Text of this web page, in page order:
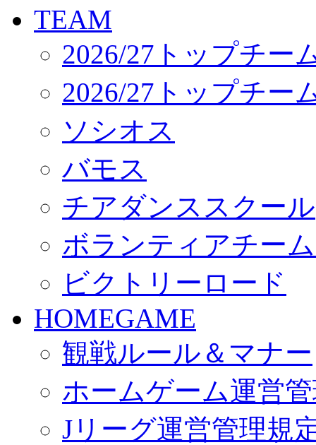
応援プロジェクト
TEAM
2026/27トップチー
2026/27トップチー
ソシオス
バモス
チアダンススクール
ボランティアチー
ビクトリーロード
HOMEGAME
観戦ルール＆マナー
ホームゲーム運営
Jリーグ運営管理規